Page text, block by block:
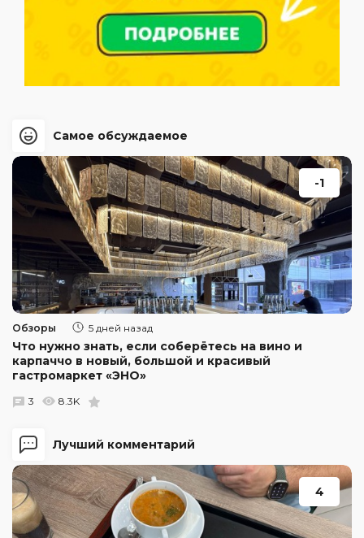
Лучший комментарий
4
Самое обсуждаемое
-1
Обзоры 5 дней назад
Что нужно знать, если соберётесь на вино и
карпаччо в новый, большой и красивый
гастромаркет «ЭНО»
3 8.3K